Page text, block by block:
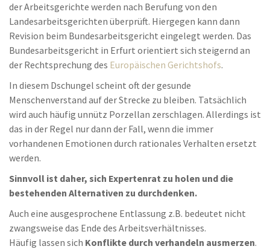
der Arbeitsgerichte werden nach Berufung von den
Landesarbeitsgerichten überprüft. Hiergegen kann dann
Revision beim Bundesarbeitsgericht eingelegt werden. Das
Bundesarbeitsgericht in Erfurt orientiert sich steigernd an
der Rechtsprechung des Europäischen Gerichtshofs.
In diesem Dschungel scheint oft der gesunde
Menschenverstand auf der Strecke zu bleiben. Tatsächlich
wird auch häufig unnütz Porzellan zerschlagen. Allerdings ist
das in der Regel nur dann der Fall, wenn die immer
vorhandenen Emotionen durch rationales Verhalten ersetzt
werden.
Sinnvoll ist daher, sich Expertenrat zu holen und die
bestehenden Alternativen zu durchdenken.
Auch eine ausgesprochene Entlassung z.B. bedeutet nicht
zwangsweise das Ende des Arbeitsverhältnisses.
Häufig lassen sich Konflikte durch verhandeln ausmerzen.